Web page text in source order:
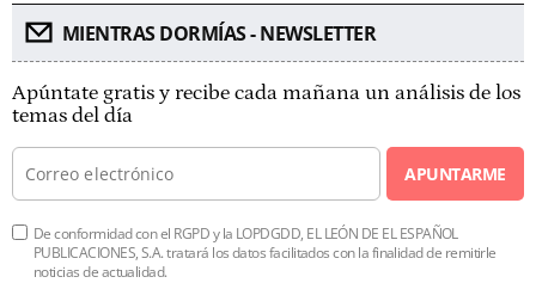
MIENTRAS DORMÍAS - NEWSLETTER
Apúntate gratis y recibe cada mañana un análisis de los
temas del día
APUNTARME
De conformidad con el RGPD y la LOPDGDD, EL LEÓN DE EL ESPAÑOL
PUBLICACIONES, S.A. tratará los datos facilitados con la finalidad de remitirle
noticias de actualidad.